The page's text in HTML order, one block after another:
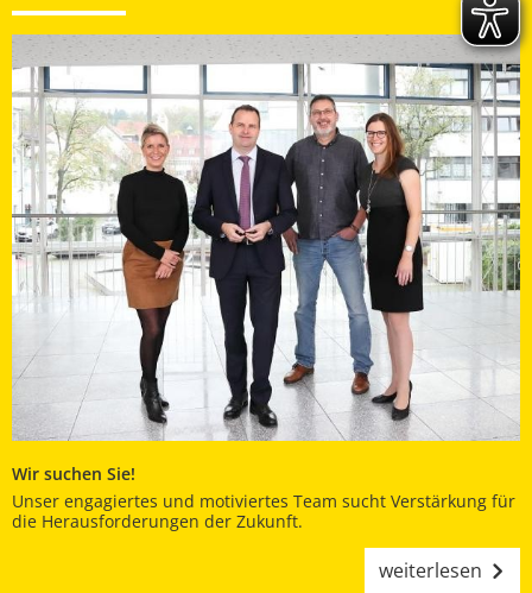
Wir suchen Sie!
Unser engagiertes und motiviertes Team sucht Verstärkung für
die Herausforderungen der Zukunft.
weiterlesen